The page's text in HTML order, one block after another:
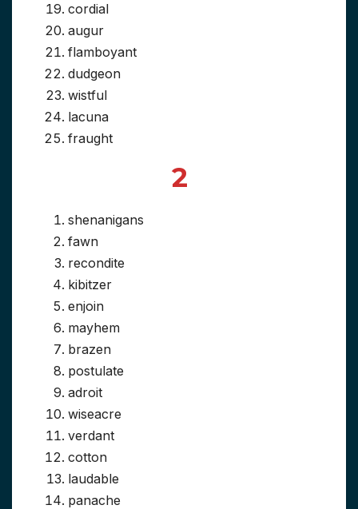
cordial
augur
flamboyant
dudgeon
wistful
lacuna
fraught
2
shenanigans
fawn
recondite
kibitzer
enjoin
mayhem
brazen
postulate
adroit
wiseacre
verdant
cotton
laudable
panache